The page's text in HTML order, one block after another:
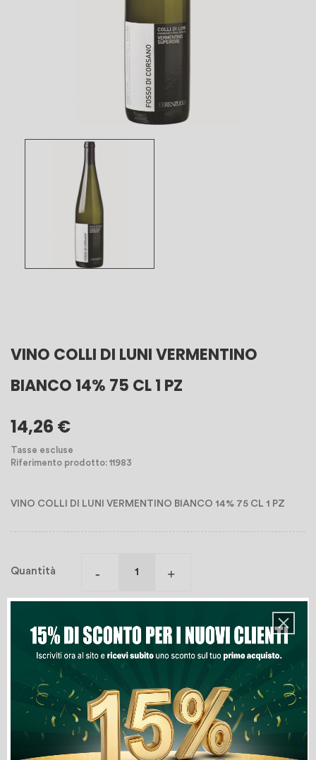
VINO COLLI DI LUNI VERMENTINO
BIANCO 14% 75 CL 1 PZ
14,26 €
Tasse escluse
Riferimento prodotto: 11983
VINO COLLI DI LUNI VERMENTINO BIANCO 14% 75 CL 1 PZ
Quantità
Aggiungi Al Carrello
Lista Dei Desideri